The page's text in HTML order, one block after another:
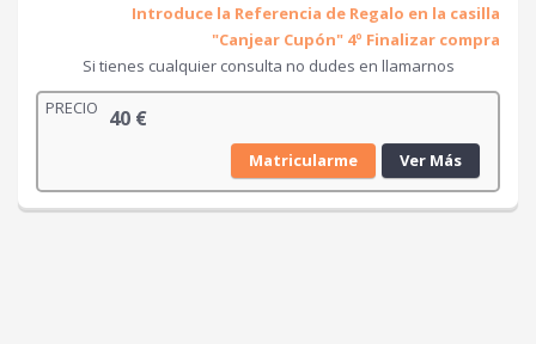
Introduce la Referencia de Regalo en la casilla
"Canjear Cupón" 4º Finalizar compra
Si tienes cualquier consulta no dudes en llamarnos
PRECIO
40 €
Matricularme Ver Más